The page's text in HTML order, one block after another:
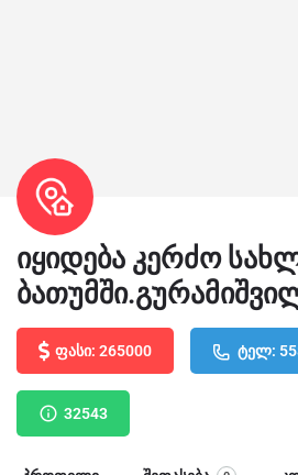
იყიდება კერძო
ფასი: 265000 ტელ:
32543